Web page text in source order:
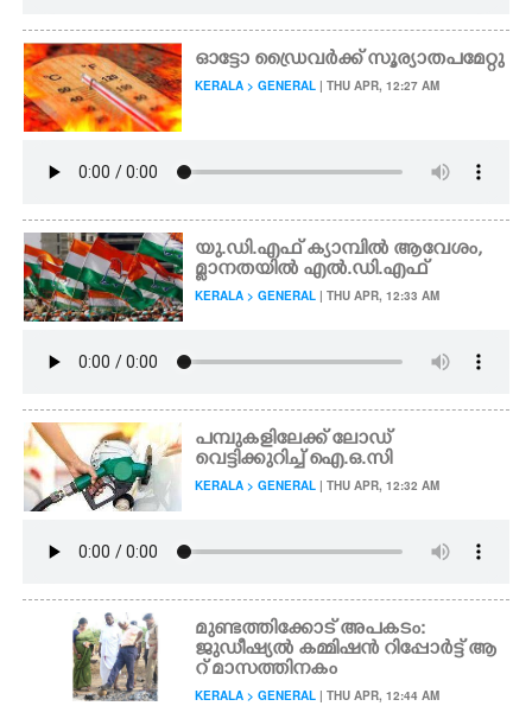
ഓട്ടോ ഡ്രൈവർക്ക് സൂര്യാതപമേറ്റു
KERALA > GENERAL | THU APR, 12:27 AM
യു.ഡി.എഫ് ക്യാമ്പിൽ ആവേശം,
മ്ളാനതയിൽ എൽ.ഡി.എഫ്
KERALA > GENERAL | THU APR, 12:33 AM
പമ്പുകളിലേക്ക് ലോഡ്
വെട്ടിക്കുറിച്ച് ഐ.ഒ.സി
KERALA > GENERAL | THU APR, 12:32 AM
മുണ്ടത്തിക്കോട് അപകടം:
ജുഡീഷ്യൽ കമ്മിഷൻ റിപ്പോർട്ട് ആ
റ് മാസത്തിനകം
KERALA > GENERAL | THU APR, 12:44 AM